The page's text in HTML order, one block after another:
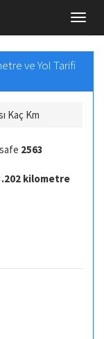
ve Yol Tarifi
Kaç Km
2563
kilometre